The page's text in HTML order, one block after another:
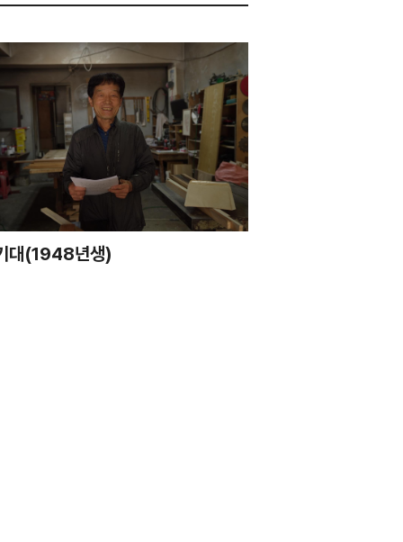
대(1948년생)